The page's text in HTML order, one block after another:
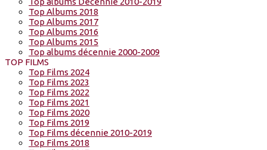
Top Albums 2018
Top Albums 2017
Top Albums 2016
Top Albums 2015
Top albums décennie 2000-2009
TOP FILMS
Top Films 2024
Top Films 2023
Top Films 2022
Top Films 2021
Top Films 2020
Top Films 2019
Top Films décennie 2010-2019
Top Films 2018